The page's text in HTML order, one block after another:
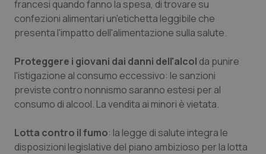
francesi quando fanno la spesa, di trovare su
confezioni alimentari un'etichetta leggibile che
presenta l'impatto dell'alimentazione sulla salute.
Proteggere i giovani dai danni dell'alcol da punire
l'istigazione al consumo eccessivo: le sanzioni
previste contro nonnismo saranno estesi per al
consumo di alcool. La vendita ai minori è vietata.
Lotta contro il fumo: la legge di salute integra le
disposizioni legislative del piano ambizioso per la lotta